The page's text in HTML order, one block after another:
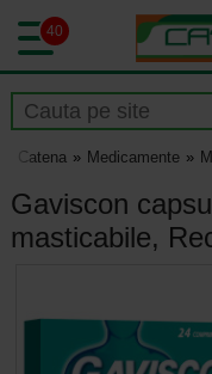
40
Catena Medicamente
Gaviscon
masticabile,